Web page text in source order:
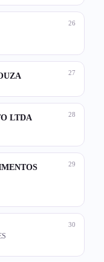
26
27
28
LTDA
29
30